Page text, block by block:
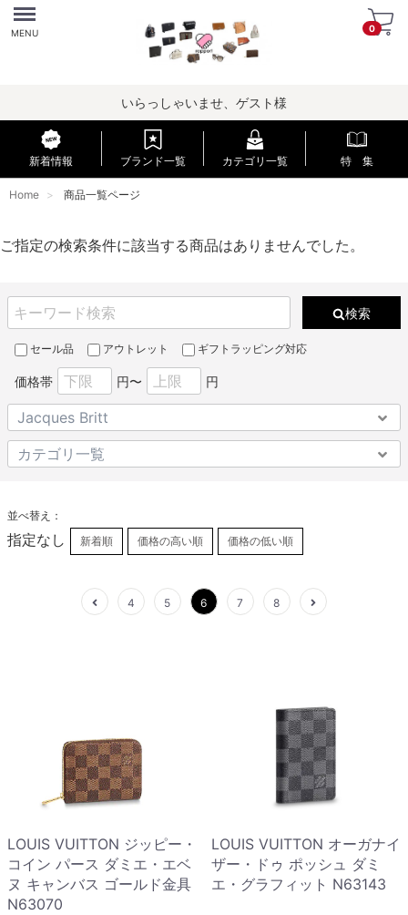
Menu
MENU 0
いらっしゃいませ、ゲスト様
新着情報 ブランド一覧 カテゴリ一覧 特 集
Home 商品一覧ページ
ご指定の検索条件に該当する商品はありませんでした。
検索
セール品 アウトレット ギフトラッピング対応
価格帯 円〜 円
並べ替え：
指定なし 新着順 価格の高い順 価格の低い順
4 5 6 7 8
LOUIS VUITTON ジッピー・
コイン パース ダミエ・エベ
ヌ キャンバス ゴールド金具
N63070
LOUIS VUITTON オーガナイ
ザー・ドゥ ポッシュ ダミ
エ・グラフィット N63143